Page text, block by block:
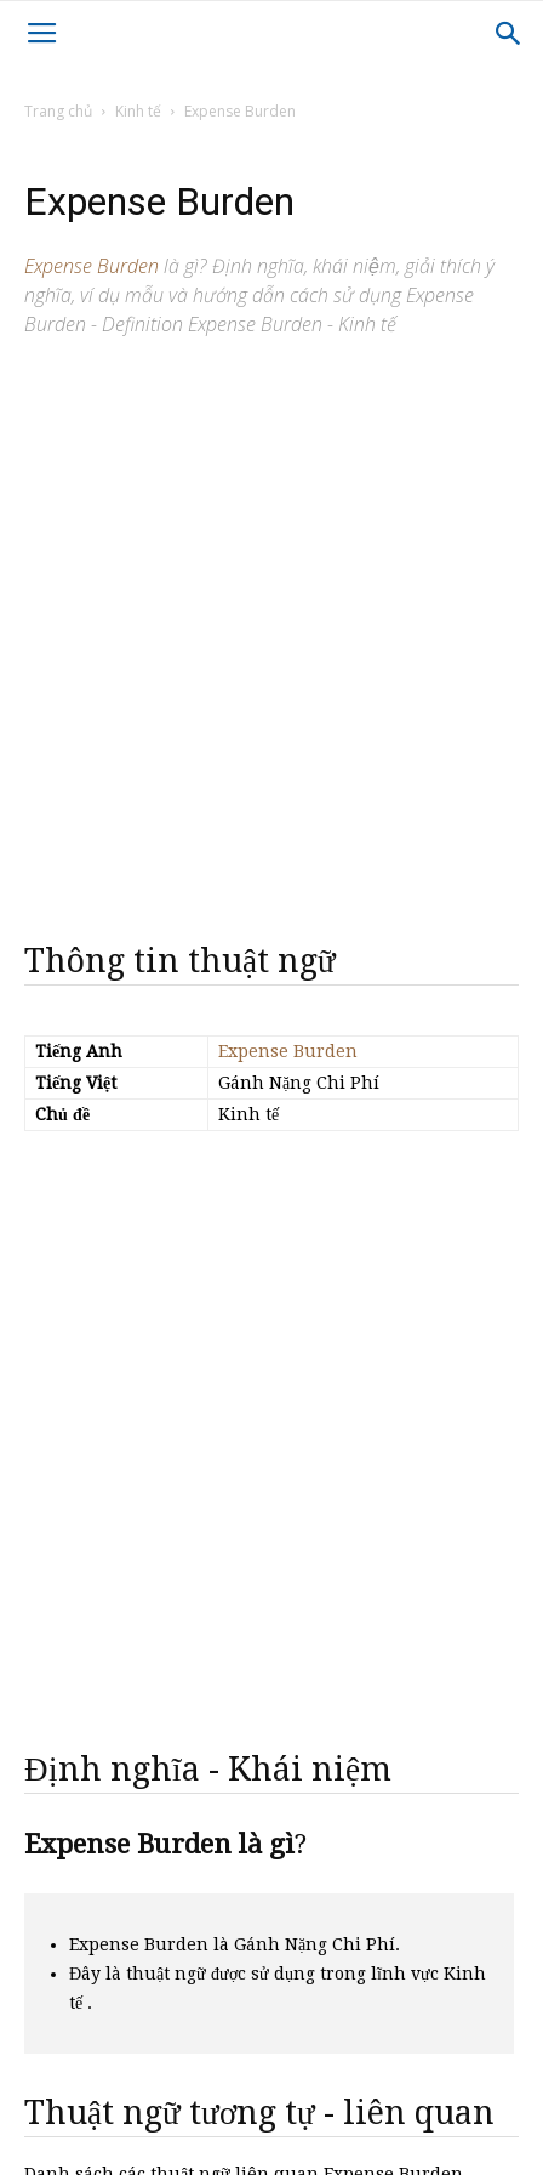
Trang chủ Kinh tế Expense Burden
Expense Burden
Expense Burden là gì? Định nghĩa, khái niệm, giải thích ý
nghĩa, ví dụ mẫu và hướng dẫn cách sử dụng Expense
Burden - Definition Expense Burden - Kinh tế
Thông tin thuật ngữ
Tiếng Anh
Expense Burden
Tiếng Việt
Gánh Nặng Chi Phí
Chủ đề
Kinh tế
Định nghĩa - Khái niệm
Expense Burden là gì?
Expense Burden là Gánh Nặng Chi Phí.
Đây là thuật ngữ được sử dụng trong lĩnh vực Kinh
tế .
Thuật ngữ tương tự - liên quan